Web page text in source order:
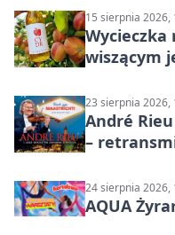
15 sierpnia 2026,
wiszącym
23 sierpnia 2026,
André
–
24 sierpnia 2026,
AQUA